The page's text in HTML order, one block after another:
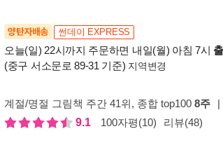
양탄자배송 썬데이 EXPRESS
오늘(일) 22시까지 주문하면 내일(월) 아침 7시
(중구 서소문로 89-31 기준) 지역변경
계절/명절 그림책 주간 41위, 종합 top100 8주 |
9.1
100자평(10) 리뷰(48)